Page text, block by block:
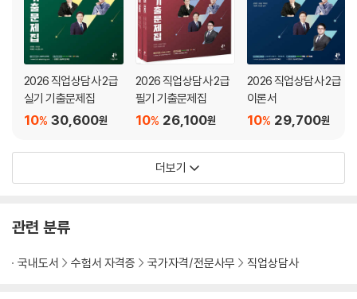
2026 직업상담사 2급
실기 기출문제집
30,600원
10%
2026 직업상담사 2급
필기 기출문제집
26,100원
10%
2026 직업상담사 2급
이론서
29,700원
10%
더보기
관련 분류
국내도서 수험서 자격증 국가자격/전문사무 직업상담사